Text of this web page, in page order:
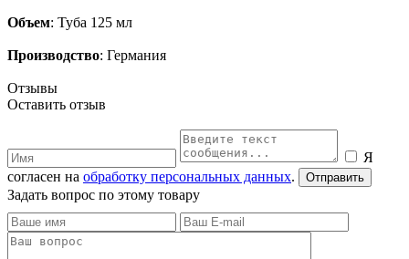
Объем: Туба 125 мл
Производство: Германия
Отзывы
Оставить отзыв
Я
согласен на обработку персональных данных.
Задать вопрос по этому товару